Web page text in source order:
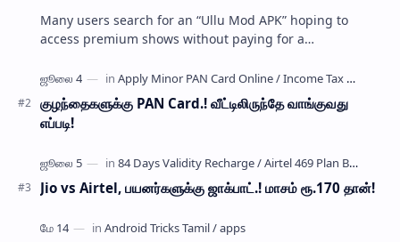
Many users search for an “Ullu Mod APK” hoping to
access premium shows without paying for a
…
குழந்தைகளுக்கு PAN Card.! வீட்டிலிருந்தே வாங்குவது
எப்படி!
Jio vs Airtel, பயனர்களுக்கு ஜாக்பாட்.! மாசம் ரூ.170 தான்!